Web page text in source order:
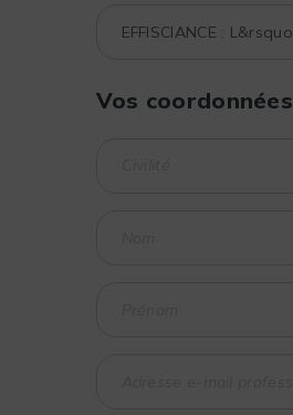
Vos coordonnées